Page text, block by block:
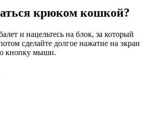
крюком кошкой?
и нацельтесь на блок, за который
сделайте долгое нажатие на экран
кнопку мыши.